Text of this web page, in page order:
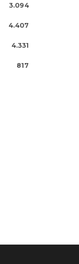
3.094
4.407
4.331
817